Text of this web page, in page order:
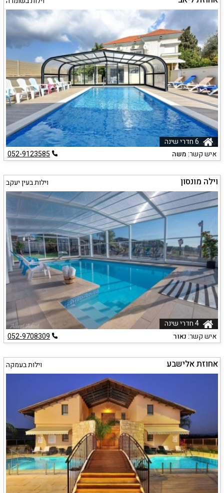
איש קשר:משה 052-9123585
וילה מונסון וילות בעין יעקב
איש קשר:נאור 052-9708309
אחוזת אלישבע וילות בעמקה